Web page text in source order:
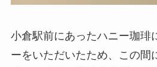
小倉駅前にあったハニー珈琲
ーをいただいたため、この間